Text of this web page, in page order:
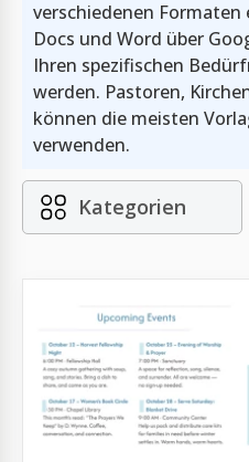
verschiedenen
Docs und Word über
Ihren spezifischen
werden. Pastoren,
können die meisten
verwenden.
Kategorien